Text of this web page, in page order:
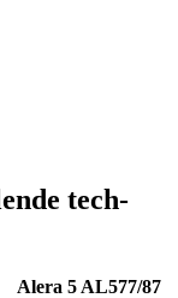
tech-
Alera 5 AL577/87